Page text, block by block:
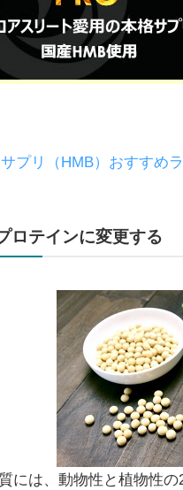
プリ（HMB）おすすめ
ロテインに変更する
には、動物性と植物性